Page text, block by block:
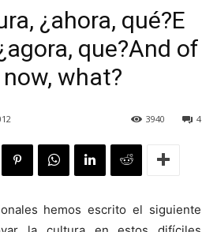
¿ahora, qué?E
que?And of
what?
4
3940
hemos escrito el siguiente